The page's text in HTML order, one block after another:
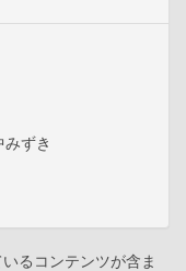
ずき
るコンテンツが含ま